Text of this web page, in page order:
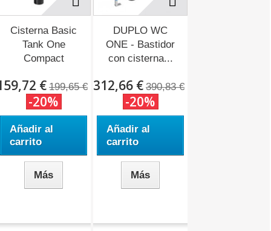
Cisterna Basic
Tank One
Compact
€ 199,65 €
-20%
Añadir al
carrito
Más
DUPLO WC
ONE - Bastidor
con cisterna...
312,66 € 390,83 €
-20%
Añadir al
carrito
Más